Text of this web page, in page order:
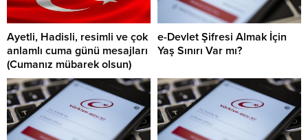
Ayetli, Hadisli, resimli ve çok
anlamlı cuma günü mesajları
(Cumanız mübarek olsun)
e-Devlet Şifresi Almak İçin
Yaş Sınırı Var mı?